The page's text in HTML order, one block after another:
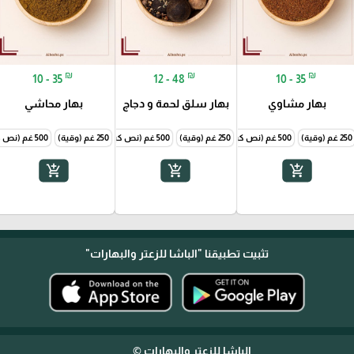
10 - 35 ₪
بهار مشاوي
250 غم (وقية) 500 غم (نص كيلو) 1000 غم (1 كيلو)
add_shopping_cart
12 - 48 ₪
بهار سلق لحمة و دجاج
250 غم (وقية) 500 غم (نص كيلو) 1000 غم (1 كيلو)
add_shopping_cart
10 - 35 ₪
بهار محاشي
250 غم (وقية) 500 غم (نص كيلو)
add_shopping_cart
تثبيت تطبيقنا "الباشا للزعتر والبهارات"
الباشا للزعتر والبهارات ©